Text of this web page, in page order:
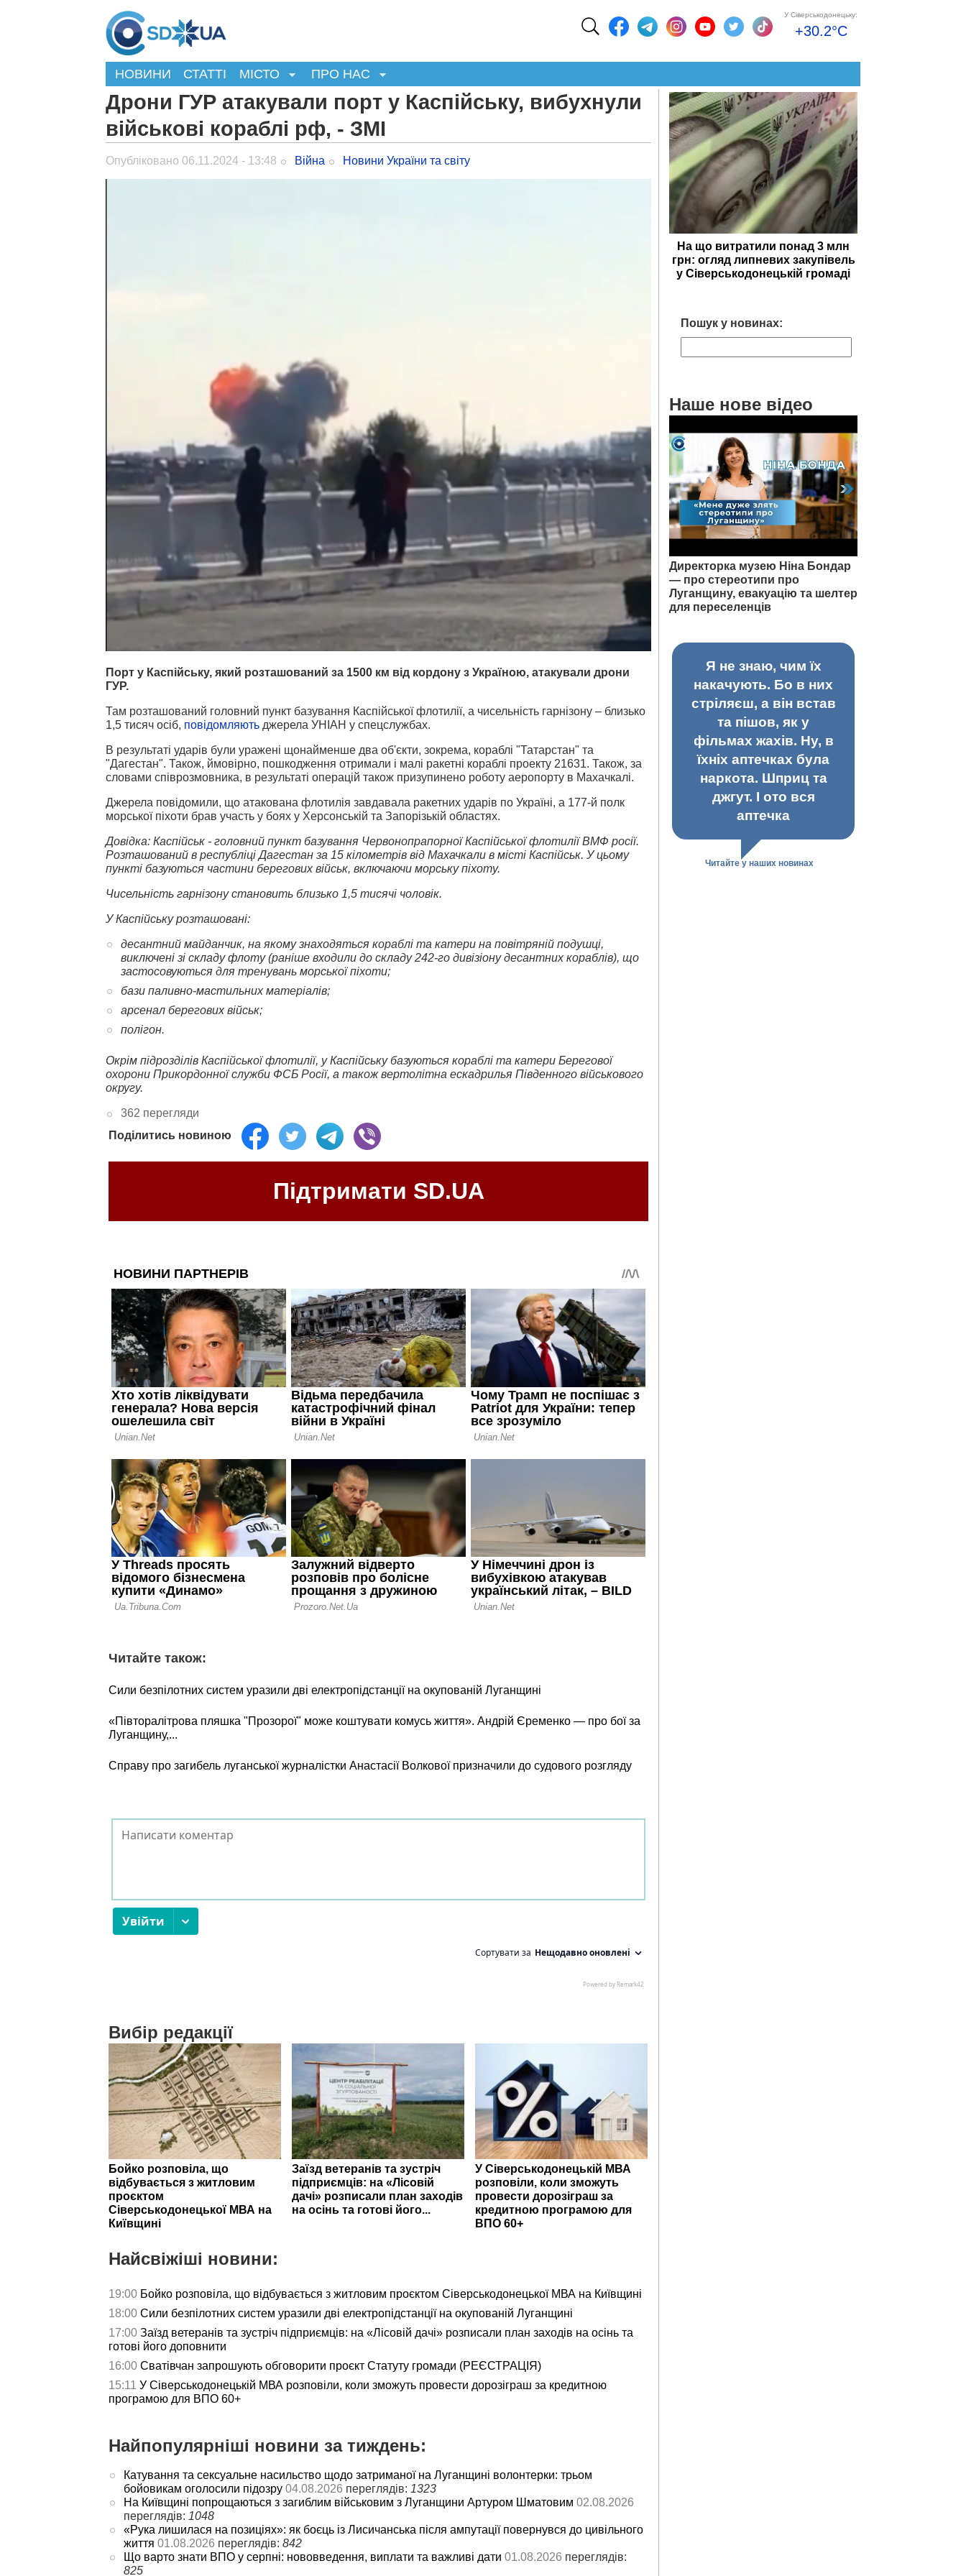
У Сіверськодонецьку:
+30.2°C
НОВИНИ СТАТТІ МІСТО ПРО НАС
Дрони ГУР атакували порт у Каспійську, вибухнули
військові кораблі рф, - ЗМІ
Опубліковано 06.11.2024 - 13:48 Війна Новини України та світу
Порт у Каспійську, який розташований за 1500 км від кордону з Україною, атакували дрони
ГУР.
Там розташований головний пункт базування Каспійської флотилії, а чисельність гарнізону – близько
1,5 тисяч осіб, повідомляють джерела УНІАН у спецслужбах.
В результаті ударів були уражені щонайменше два об'єкти, зокрема, кораблі "Татарстан" та
"Дагестан". Також, ймовірно, пошкодження отримали і малі ракетні кораблі проекту 21631. Також, за
словами співрозмовника, в результаті операцій також призупинено роботу аеропорту в Махачкалі.
Джерела повідомили, що атакована флотилія завдавала ракетних ударів по Україні, а 177-й полк
морської піхоти брав участь у боях у Херсонській та Запорізькій областях.
Довідка: Каспійськ - головний пункт базування Червонопрапорної Каспійської флотилії ВМФ росії.
Розташований в республіці Дагестан за 15 кілометрів від Махачкали в місті Каспійськ. У цьому
пункті базуються частини берегових військ, включаючи морську піхоту.
Чисельність гарнізону становить близько 1,5 тисячі чоловік.
У Каспійську розташовані:
десантний майданчик, на якому знаходяться кораблі та катери на повітряній подушці,
виключені зі складу флоту (раніше входили до складу 242-го дивізіону десантних кораблів), що
застосовуються для тренувань морської піхоти;
бази паливно-мастильних матеріалів;
арсенал берегових військ;
полігон.
Окрім підрозділів Каспійської флотилії, у Каспійську базуються кораблі та катери Берегової
охорони Прикордонної служби ФСБ Росії, а також вертолітна ескадрилья Південного військового
округу.
362 перегляди
Поділитись новиною
Підтримати SD.UA
Читайте також:
Сили безпілотних систем уразили дві електропідстанції на окупованій Луганщині
«Півторалітрова пляшка "Прозорої" може коштувати комусь життя». Андрій Єременко — про бої за
Луганщину,...
Справу про загибель луганської журналістки Анастасії Волкової призначили до судового розгляду
Вибір редакції
Бойко розповіла, що
відбувається з житловим
проєктом
Сіверськодонецької МВА на
Київщині
Заїзд ветеранів та зустріч
підприємців: на «Лісовій
дачі» розписали план заходів
на осінь та готові його...
У Сіверськодонецькій МВА
розповіли, коли зможуть
провести дорозіграш за
кредитною програмою для
ВПО 60+
Найсвіжіші новини:
19:00 Бойко розповіла, що відбувається з житловим проєктом Сіверськодонецької МВА на Київщині
18:00 Сили безпілотних систем уразили дві електропідстанції на окупованій Луганщині
17:00 Заїзд ветеранів та зустріч підприємців: на «Лісовій дачі» розписали план заходів на осінь та
готові його доповнити
16:00 Сватівчан запрошують обговорити проєкт Статуту громади (РЕЄСТРАЦІЯ)
15:11 У Сіверськодонецькій МВА розповіли, коли зможуть провести дорозіграш за кредитною
програмою для ВПО 60+
Найпопулярніші новини за тиждень:
Катування та сексуальне насильство щодо затриманої на Луганщині волонтерки: трьом
бойовикам оголосили підозру 04.08.2026 переглядів: 1323
На Київщині попрощаються з загиблим військовим з Луганщини Артуром Шматовим 02.08.2026
переглядів: 1048
«Рука лишилася на позиціях»: як боєць із Лисичанська після ампутації повернувся до цивільного
життя 01.08.2026 переглядів: 842
Що варто знати ВПО у серпні: нововведення, виплати та важливі дати 01.08.2026 переглядів:
825
На що витратили понад 3 млн
грн: огляд липневих закупівель
у Сіверськодонецькій громаді
Пошук у новинах:
Наше нове відео
Директорка музею Ніна Бондар
— про стереотипи про
Луганщину, евакуацію та шелтер
для переселенців
Я не знаю, чим їх
накачують. Бо в них
стріляєш, а він встав
та пішов, як у
фільмах жахів. Ну, в
їхніх аптечках була
наркота. Шприц та
джгут. І ото вся
аптечка
Читайте у наших новинах